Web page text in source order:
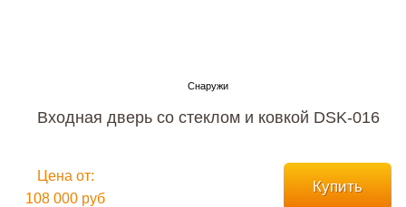
Входная дверь со стеклом и ковкой DSK-016
Цена от:
108 000 руб
Купить